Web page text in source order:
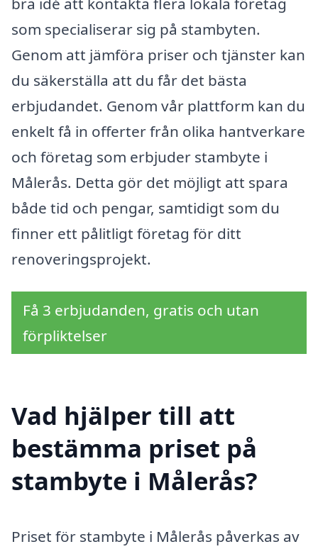
som specialiserar sig på stambyten.
Genom att jämföra priser och tjänster kan
du säkerställa att du får det bästa
erbjudandet. Genom vår plattform kan du
enkelt få in offerter från olika hantverkare
och företag som erbjuder stambyte i
Målerås. Detta gör det möjligt att spara
både tid och pengar, samtidigt som du
finner ett pålitligt företag för ditt
renoveringsprojekt.
Få 3 erbjudanden, gratis och utan
förpliktelser
Vad hjälper till att
bestämma priset på
stambyte i Målerås?
Priset för stambyte i Målerås påverkas av